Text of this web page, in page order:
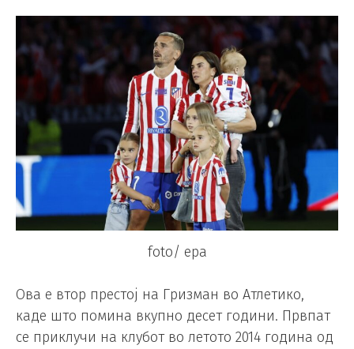
foto/ epa
Ова е втор престој на Гризман во Атлетико,
каде што помина вкупно десет години. Првпат
се приклучи на клубот во летото 2014 година од